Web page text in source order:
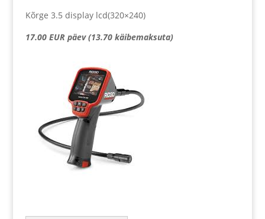
Kõrge 3.5 display lcd(320×240)
17.00 EUR päev (13.70 käibemaksuta)